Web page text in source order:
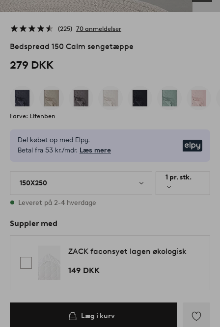
225 70 anmeldelser
Bedspread 150 Calm sengetæppe
279 DKK
Farve: Elfenben
Del købet op med Elpy.
Betal fra 53 kr./mdr. Læs mere
150X250
1 pr. stk.
På lager
Leveret på 2-4 hverdage
Suppler med
ZACK faconsyet lagen økologisk
149 DKK
Læg i kurv